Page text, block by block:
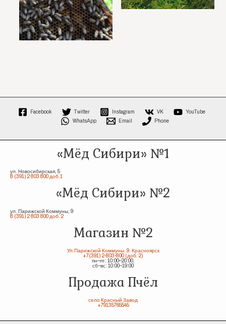
Facebook Twitter Instagram VK
YouTube
WhatsApp
Email Phone
«Мёд Сибири» №1
ул. Новосибирская, 5
8 (391) 2 803 800 доб.1
«Мёд Сибири» №2
ул. Парижской Коммуны, 9
8 (391) 2 803 800 доб. 2
Магазин №2
Ул.Парижской Коммуны, 9. Красноярск
+7(391) 2-803-800 (доб. 2)
пн–пт: 10:00–20:00,
сб–вс: 10:00–19:00
Продажа Пчёл
село Красный Завод
+79135765545